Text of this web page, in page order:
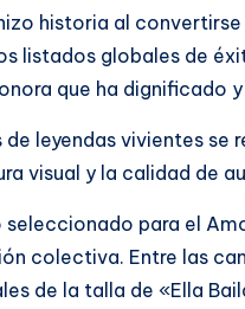
historia al
listados globales de
que ha dignificado
de leyendas vivientes se
visual y la calidad de
seleccionado para el
colectiva. Entre las
de la talla de «Ella